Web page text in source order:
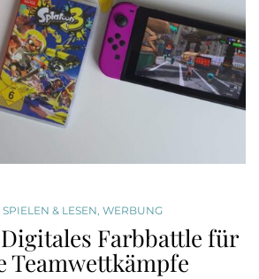
SPIELEN & LESEN WERBUNG
Farbbattle für
Teamwettkämpfe